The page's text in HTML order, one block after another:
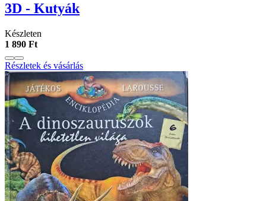
3D - Kutyák
Készleten
1 890 Ft
Részletek és vásárlás